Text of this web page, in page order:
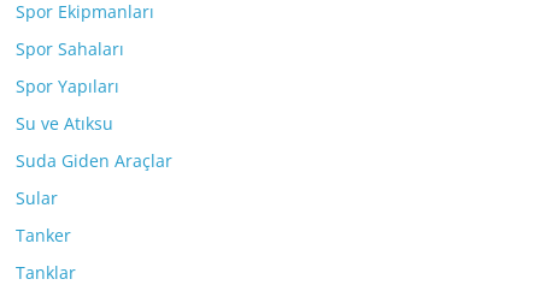
Spor Ekipmanları
Spor Sahaları
Spor Yapıları
Su ve Atıksu
Suda Giden Araçlar
Sular
Tanker
Tanklar